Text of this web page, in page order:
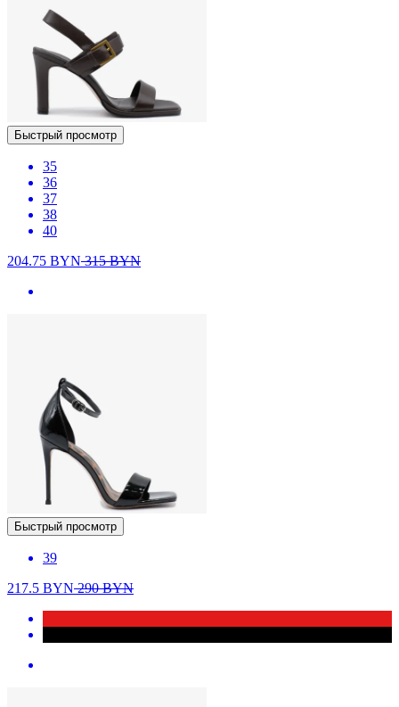
Быстрый просмотр
35
36
37
38
40
204.75 BYN315BYN
Быстрый просмотр
39
217.5 BYN290BYN